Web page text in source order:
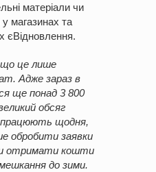
матеріали чи
у магазинах та
єВідновлення.
що це лише
Адже зараз в
ще понад 3 800
обсяг
працюють щодня,
обробити заявки
отримати кошти
до зими.